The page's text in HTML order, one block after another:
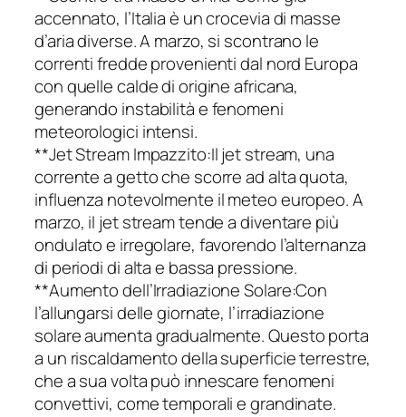
accennato, l’Italia è un crocevia di masse
d’aria diverse. A marzo, si scontrano le
correnti fredde provenienti dal nord Europa
con quelle calde di origine africana,
generando instabilità e fenomeni
meteorologici intensi.
**Jet Stream Impazzito:Il jet stream, una
corrente a getto che scorre ad alta quota,
influenza notevolmente il meteo europeo. A
marzo, il jet stream tende a diventare più
ondulato e irregolare, favorendo l’alternanza
di periodi di alta e bassa pressione.
**Aumento dell’Irradiazione Solare:Con
l’allungarsi delle giornate, l’irradiazione
solare aumenta gradualmente. Questo porta
a un riscaldamento della superficie terrestre,
che a sua volta può innescare fenomeni
convettivi, come temporali e grandinate.